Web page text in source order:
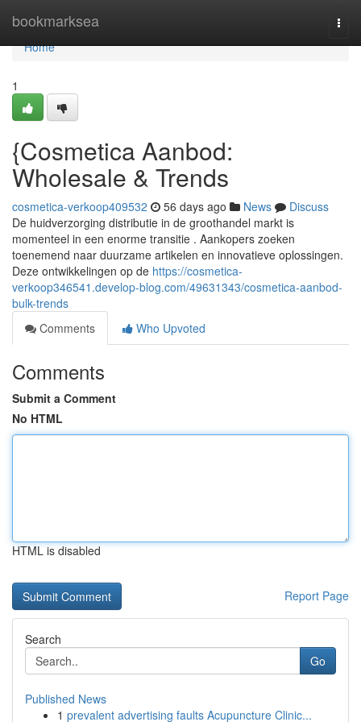
bookmarksea
Home
Home
1
{Cosmetica Aanbod:
Wholesale & Trends
cosmetica-verkoop409532 56 days ago News
Discuss
De huidverzorging distributie in de groothandel markt is
momenteel in een enorme transitie . Aankopers zoeken
toenemend naar duurzame artikelen en innovatieve oplossingen.
Deze ontwikkelingen op de https://cosmetica-
verkoop346541.develop-blog.com/49631343/cosmetica-aanbod-
bulk-trends
Comments
Who Upvoted
Comments
Submit a Comment
No HTML
HTML is disabled
Report Page
Search
Go
Published News
1 prevalent advertising faults Acupuncture Clinic...